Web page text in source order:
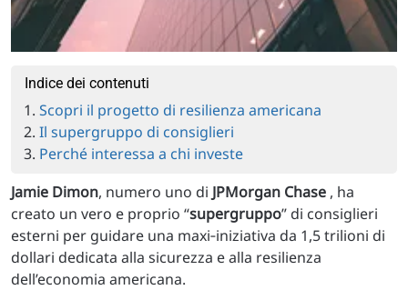
Indice dei contenuti
Scopri il progetto di resilienza americana
Il supergruppo di consiglieri
Perché interessa a chi investe
Jamie Dimon, numero uno di JPMorgan Chase , ha
creato un vero e proprio “supergruppo” di consiglieri
esterni per guidare una maxi‑iniziativa da 1,5 trilioni di
dollari dedicata alla sicurezza e alla resilienza
dell’economia americana.​